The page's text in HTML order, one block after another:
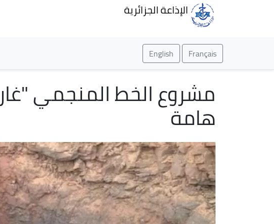
الإذاعة الجزائرية
Français
English
مشروع الخط المنجمي
هامة